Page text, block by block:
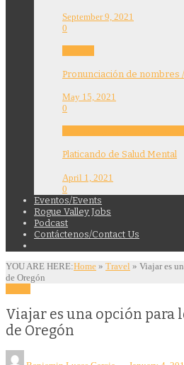
September 9, 2021
0
Pronunciación de nombres
May 15, 2021
0
Platicando de Salud Mental
April 1, 2021
0
Eventos/Events
Rogue Valley Jobs
Podcast
Contáctenos/Contact Us
YOU ARE HERE:Home » Travel » Viajar es
de Oregón
Viajar es una opción para
de Oregón